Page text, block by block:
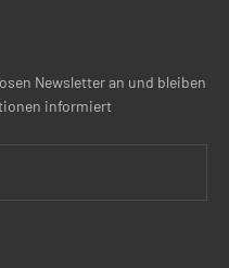
Newsletter an und bleiben
informiert